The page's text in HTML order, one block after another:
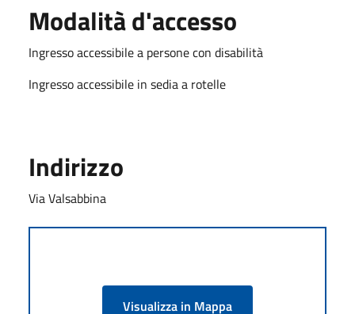
Modalità d'accesso
Ingresso accessibile a persone con disabilità
Ingresso accessibile in sedia a rotelle
Indirizzo
Via Valsabbina
Visualizza in Mappa